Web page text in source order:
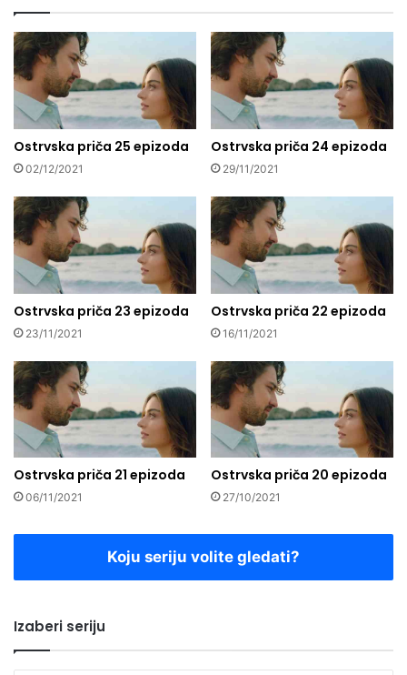
Ostrvska priča 25 epizoda
02/12/2021
Ostrvska priča 24 epizoda
29/11/2021
Ostrvska priča 23 epizoda
23/11/2021
Ostrvska priča 22 epizoda
16/11/2021
Ostrvska priča 21 epizoda
06/11/2021
Ostrvska priča 20 epizoda
27/10/2021
Koju seriju volite gledati?
Izaberi seriju